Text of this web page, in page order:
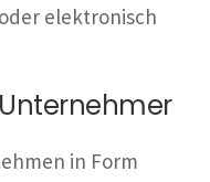
elektronisch
in Form